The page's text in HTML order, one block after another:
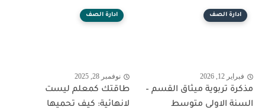
ادارة الصف
فبراير 12, 2026
مذكرة تربوية ميثاق القسم –
السنة الاولى متوسط
ادارة الصف
نوفمبر 28, 2025
طاقتك كمعلم ليست
لانهائية: كيف تحميها